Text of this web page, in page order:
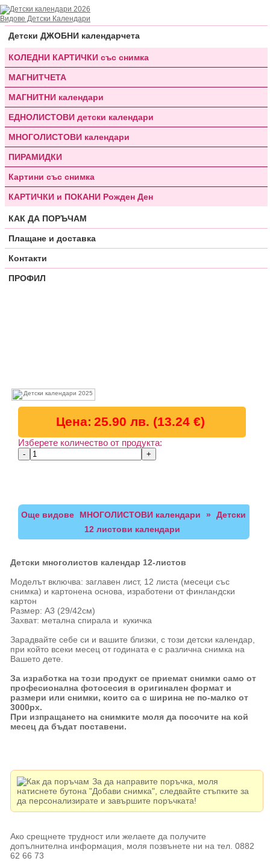
Видове Детски Календари
Детски ДЖОБНИ календарчета
КОЛЕДНИ КАРТИЧКИ със снимка
МАГНИТЧЕТА
МАГНИТНИ календари
ЕДНОЛИСТОВИ детски календари
МНОГОЛИСТОВИ календари
ПИРАМИДКИ
Картини със снимка
КАРТИЧКИ и ПОКАНИ Рожден Ден
КАК ДА ПОРЪЧАМ
Плащане и доставка
Контакти
ПРОФИЛ
Цена: 25.90 лв. (13.24 €)
Изберете количество от продукта:
Още видове МНОГОЛИСТОВИ календари »
Детски
12 листови календари
Детски многолистов календар 12-листов
Моделът включва: заглавен лист, 12 листа (месеци със
снимка) и картонена основа, изработени от финландски
картон
Размер: А3 (29/42см)
Захват: метална спирала и кукичка
Зарадвайте себе си и вашите близки, с този детски календар,
при който всеки месец от годината е с различна снимка на
Вашето дете.
За изработка на този продукт се приемат снимки само от
професионална фотосесия в оригинален формат и
размери или снимки, които са с ширина не по-малко от
3000px.
При изпращането на снимките моля да посочите на кой
месец да бъдат поставени.
За да направите поръчка, моля
натиснете бутона "Добави снимка", следвайте стъпките за
да персонализирате и завършите поръчката!
Ако срещнете трудност или желаете да получите
допълнителна информация, моля позвънете ни на тел. 0882
62 66 73